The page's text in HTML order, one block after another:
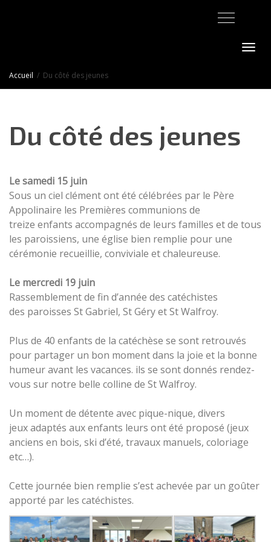
Activer/
Accueil Du côté des jeunes
Du côté des jeunes
Le samedi 15 juin
Sous un ciel clément ont été célébrées par le Père
Appolinaire les Premières communions de
treize enfants accompagnés de leurs familles et de tous
les paroissiens, une église bien remplie pour une
cérémonie recueillie, conviviale et chaleureuse.
Le mercredi 19 juin
Rassemblement de fin d’année des catéchistes
des paroisses St Gabriel, St Géry et St Walfroy.
Plus de 40 enfants de la catéchèse se sont retrouvés
pour partager un bon moment dans la joie et la bonne
humeur avant les vacances. ils se sont donnés rendez-
vous sur notre belle colline de St Walfroy.
Un moment de détente avec pique-nique, divers
jeux adaptés aux enfants leurs ont été proposé (jeux
anciens en bois, ski d’été, travaux manuels, coloriage
etc…).
Cette journée bien remplie s’est achevée par un goûter
apporté par les catéchistes.